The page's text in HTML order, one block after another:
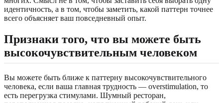
идентичность, а в том, чтобы заметить, какой паттерн точнее
всего объясняет ваш повседневный опыт.
Признаки того, что вы можете быть
высокочувствительным человеком
Вы можете быть ближе к паттерну высокочувствительного
человека, если ваша главная трудность — overstimulation, то
есть перегрузка стимулами. Шумный ресторан,